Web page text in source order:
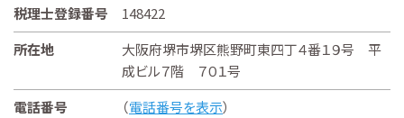
税理士登録番号
148422
所在地
大阪府堺市堺区熊野町東四丁４番１９号 平
成ビル７階 ７０１号
電話番号
（電話番号を表示）